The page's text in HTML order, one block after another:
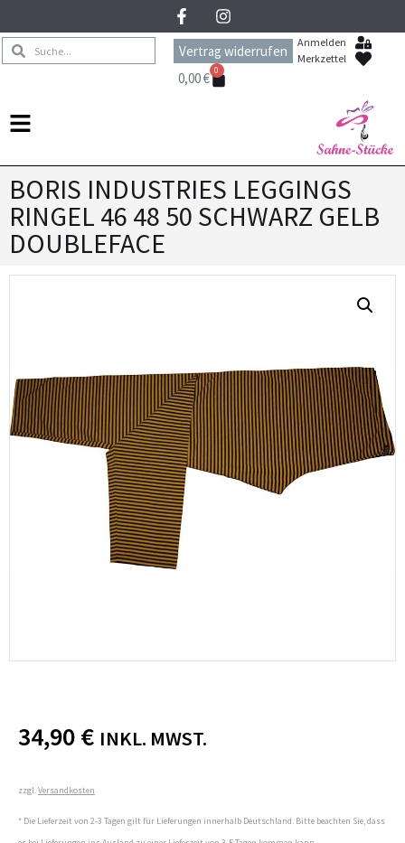
Vertrag widerrufen
Anmelden
Merkzettel
0,00€ 0
BORIS INDUSTRIES LEGGINGS
RINGEL 46 48 50 SCHWARZ GELB
DOUBLEFACE
34,90€ INKL. MWST.
zzgl.Versandkosten
* Die Lieferzeit von 2-3 Tagen gilt für Lieferungen innerhalb Deutschland. Bitte beachten Sie, dass